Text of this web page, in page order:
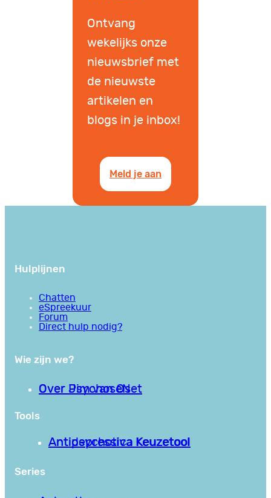
Ontvang
wekelijks onze
nieuwsbrief met
de nieuwste
artikelen en
blogs in je inbox!
Meld je aan
Hulplijnen
Chatten
eSpreekuur
Forum
Direct hulp nodig?
Wie zijn we?
Over PsychoseNet
Over Jim van Os
Tools
Antipsychotica Keuzetool
Antidepressiva Keuzetool
Series